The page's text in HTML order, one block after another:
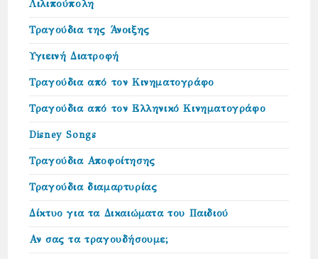
Λιλιπούπολη
Τραγούδια της Άνοιξης
Υγιεινή Διατροφή
Τραγούδια από τον Κινηματογράφο
Τραγούδια από τον Ελληνικό Κινηματογράφο
Disney Songs
Τραγούδια Αποφοίτησης
Τραγούδια διαμαρτυρίας
Δίκτυο για τα Δικαιώµατα του Παιδιού
Αν σας τα τραγουδήσουμε;